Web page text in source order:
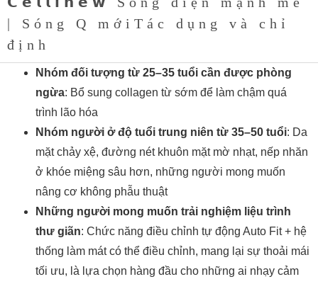
| Sóng Q mớiTác dụng và chỉ
định
Nhóm đối tượng từ 25–35 tuổi cần được phòng
ngừa: Bổ sung collagen từ sớm để làm chậm quá
trình lão hóa
Nhóm người ở độ tuổi trung niên từ 35–50 tuổi: Da
mặt chảy xệ, đường nét khuôn mặt mờ nhạt, nếp nhăn
ở khóe miệng sâu hơn, những người mong muốn
nâng cơ không phẫu thuật
Những người mong muốn trải nghiệm liệu trình
thư giãn: Chức năng điều chỉnh tự động Auto Fit + hệ
thống làm mát có thể điều chỉnh, mang lại sự thoải mái
tối ưu, là lựa chọn hàng đầu cho những ai nhạy cảm